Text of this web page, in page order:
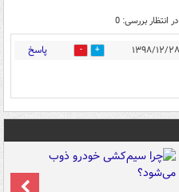
در انتظار بررسی: 0
2 پاسخ